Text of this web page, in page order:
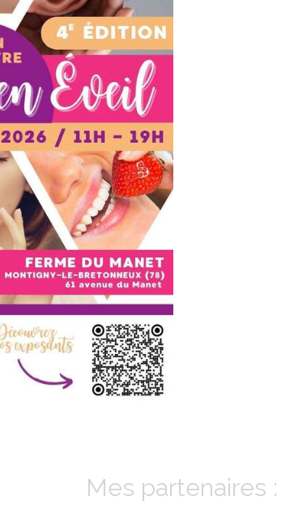
Mes partenaires :